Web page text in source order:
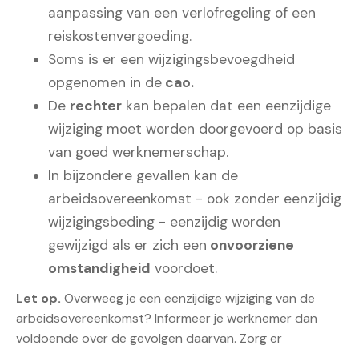
aanpassing van een verlofregeling of een
reiskostenvergoeding.
Soms is er een wijzigingsbevoegdheid
opgenomen in de cao.
De rechter kan bepalen dat een eenzijdige
wijziging moet worden doorgevoerd op basis
van goed werknemerschap.
In bijzondere gevallen kan de
arbeidsovereenkomst - ook zonder eenzijdig
wijzigingsbeding - eenzijdig worden
gewijzigd als er zich een onvoorziene
omstandigheid voordoet.
Let op. Overweeg je een eenzijdige wijziging van de
arbeidsovereenkomst? Informeer je werknemer dan
voldoende over de gevolgen daarvan. Zorg er